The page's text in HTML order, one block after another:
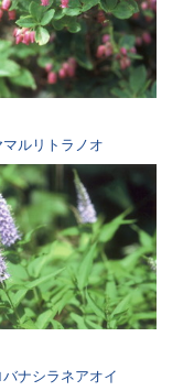
マルリトラノオ
バナシラネアオイ